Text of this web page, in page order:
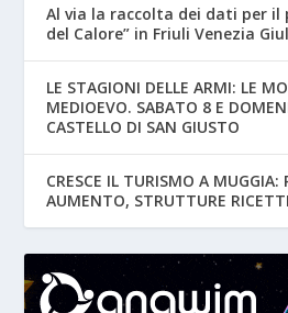
Al via la raccolta dei dati per il
del Calore” in Friuli Venezia
LE STAGIONI DELLE ARMI: LE
MEDIOEVO. SABATO 8 E
CASTELLO DI SAN GIUSTO
CRESCE IL TURISMO A MUGGIA:
AUMENTO, STRUTTURE